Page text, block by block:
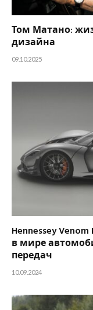
Том Матано:
дизайна
09.10.2025
Hennessey
в мире
передач
10.09.2024